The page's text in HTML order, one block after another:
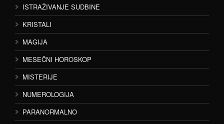
ISTRAŽIVANJE SUDBINE
KRISTALI
MAGIJA
MESEČNI HOROSKOP
MISTERIJE
NUMEROLOGIJA
PARANORMALNO